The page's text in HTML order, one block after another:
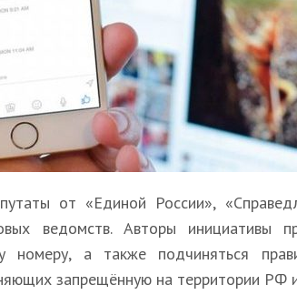
от «Единой России»,
ведомств. Авторы инициативы
номеру, а также подчиняться
запрещённую на территории